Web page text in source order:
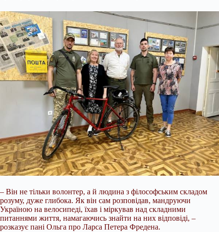
– Він не тільки волонтер, а й людина з філософським складом
розуму, дуже глибока. Як він сам розповідав, мандруючи
Україною на велосипеді, їхав і міркував над складними
питаннями життя, намагаючись знайти на них відповіді, –
розказує пані Ольга про Ларса Петера Фредена.